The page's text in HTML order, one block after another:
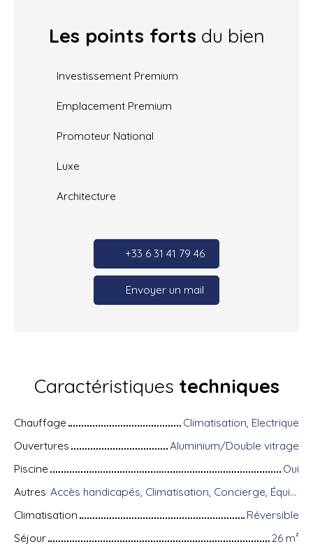
Les points forts du bien
Investissement Premium
Emplacement Premium
Promoteur National
Luxe
Architecture
+33 6 31 41 79 46
Envoyer un mail
Caractéristiques techniques
Chauffage
Climatisation, Electrique
Ouvertures
Aluminium/Double vitrage
Piscine
Oui
Autres
Accès handicapés, Climatisation, Concierge, Équipements domotiques, Fibre optique, Gardien, Porte blindée, Système d'alarme, Visiophone
Climatisation
Réversible
Séjour
26 m²